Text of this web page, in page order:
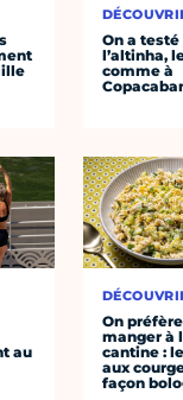
au
On a testé
l’altinha,
comme à
On préfère
manger à
cantine :
aux
façon